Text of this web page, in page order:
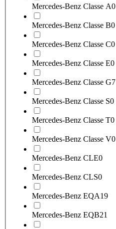
Mercedes-Benz Classe A0
Mercedes-Benz Classe B0
Mercedes-Benz Classe C0
Mercedes-Benz Classe E0
Mercedes-Benz Classe G7
Mercedes-Benz Classe S0
Mercedes-Benz Classe T0
Mercedes-Benz Classe V0
Mercedes-Benz CLE0
Mercedes-Benz CLS0
Mercedes-Benz EQA19
Mercedes-Benz EQB21